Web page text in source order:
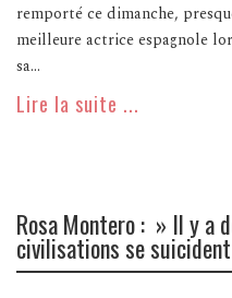
remporté ce dimanche,
meilleure actrice espagnole
sa...
Lire la suite ...
Rosa Montero : » Il y a
civilisations se